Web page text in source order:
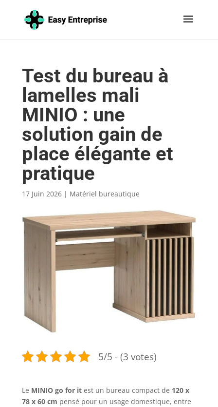
Test du bureau à
lamelles mali
MINIO : une
solution gain de
place élégante et
pratique
17 Juin 2026| Matériel bureautique
5/5 - (3 votes)
Le MINIO go for itest un bureau compact de 120 x
78 x 60 cm pensé pour un usage domestique, entre